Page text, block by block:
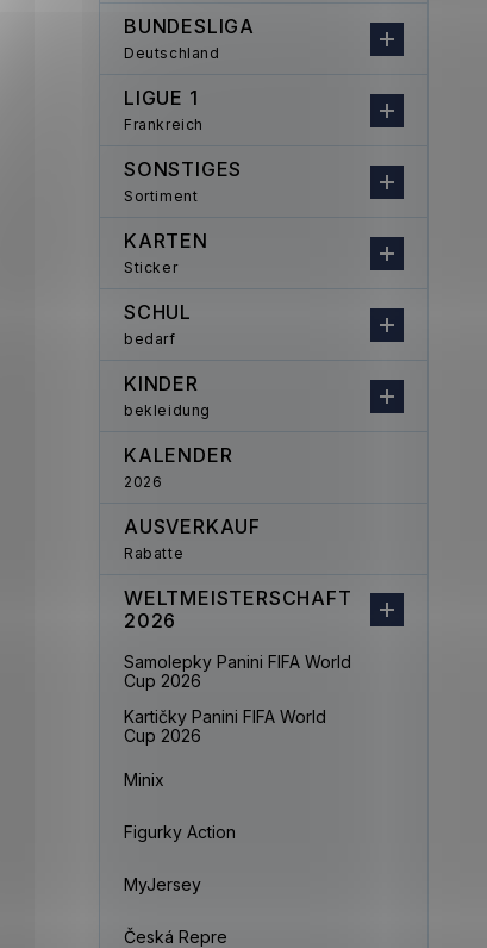
BUNDESLIGA
Deutschland
LIGUE 1
Frankreich
SONSTIGES
Sortiment
KARTEN
Sticker
SCHUL
bedarf
KINDER
bekleidung
KALENDER
2026
AUSVERKAUF
Rabatte
WELTMEISTERSCHAFT
2026
Samolepky Panini FIFA World
Cup 2026
Kartičky Panini FIFA World
Cup 2026
Minix
Figurky Action
MyJersey
Česká Repre